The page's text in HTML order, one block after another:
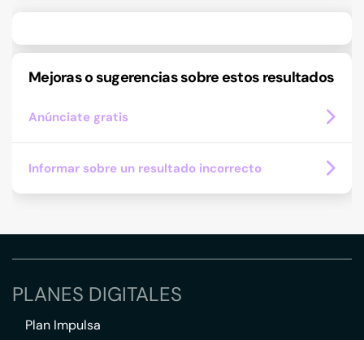
Mejoras o sugerencias sobre estos resultados
Anúnciate gratis
Informar sobre un resultado incorrecto
PLANES DIGITALES
Plan Impulsa